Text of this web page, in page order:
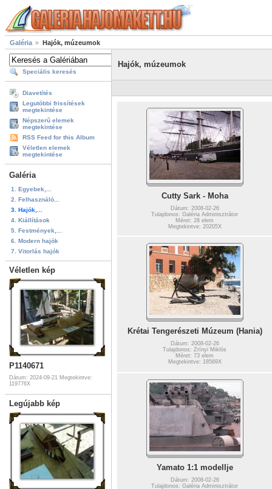
Galéria Hajók, múzeumok
Speciális keresés
Diavetítés
Legutóbbi frissítések
megtekintése
Népszerű elemek
megtekintése
RSS Feed for this Album
Véletlen elemek
megtekintése
Galéria
1. Egyebek,...
2. Felhasználó...
3. Hajók,...
4. Kiállítások
5. Festmények,...
6. Modern hajók
7. Vitorlás hajók
Véletlen kép
P1140671
Dátum: 2024-09-21 Megtekintve:
119776X
Legújabb kép
Hajók, múzeumok
Cutty Sark - Moha
Dátum: 2008-02-26
Tulajdonos: Galéria Adminisztrátor
Méret: 28 elem
Megtekintve: 20205X
Krétai Tengerészeti Múzeum (Hania)
Dátum: 2008-02-26
Tulajdonos: Zrínyi Miklós
Méret: 73 elem
Megtekintve: 18569X
Yamato 1:1 modellje
Dátum: 2008-02-26
Tulajdonos: Galéria Adminisztrátor